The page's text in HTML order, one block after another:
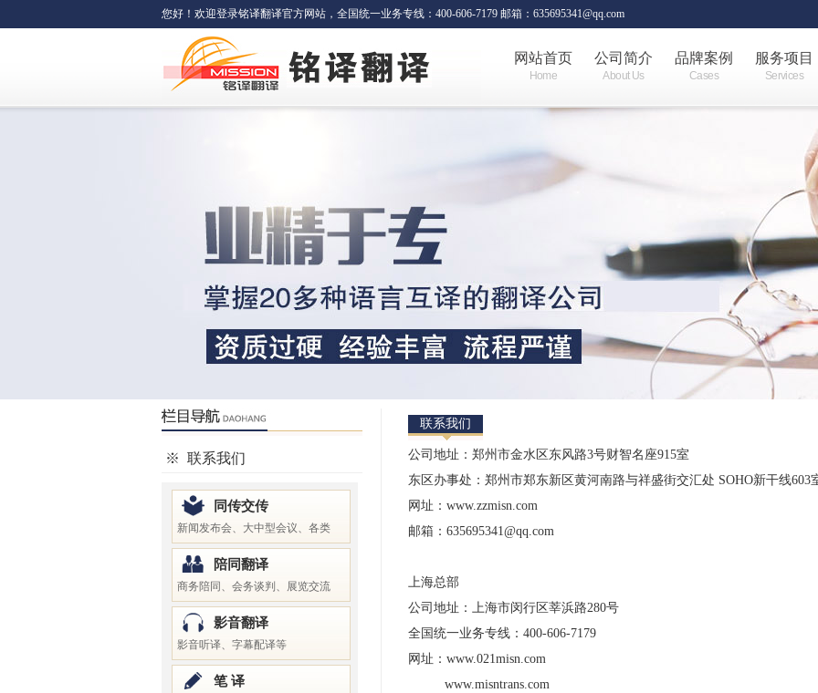
您好！欢迎登录铭译翻译官方网站，全国统一业务专线：400-606-7179 邮箱：635695341@qq.com
服务项目
Services
品牌案例
Cases
公司简介
About Us
网站首页
Home
※ 联系我们
同传交传
新闻发布会、大中型会议、各类
陪同翻译
商务陪同、会务谈判、展览交流
影音翻译
影音听译、字幕配译等
笔 译
联系我们
公司地址：郑州市金水区东风路3号财智名座915室
东区办事处：郑州市郑东新区黄河南路与祥盛街交汇处 SOHO新干线603
网址： www.zzmisn.com
邮箱：635695341@qq.com
上海总部
公司地址：上海市闵行区莘浜路280号
全国统一业务专线：400-606-7179
网址： www.021misn.com
www.misntrans.com